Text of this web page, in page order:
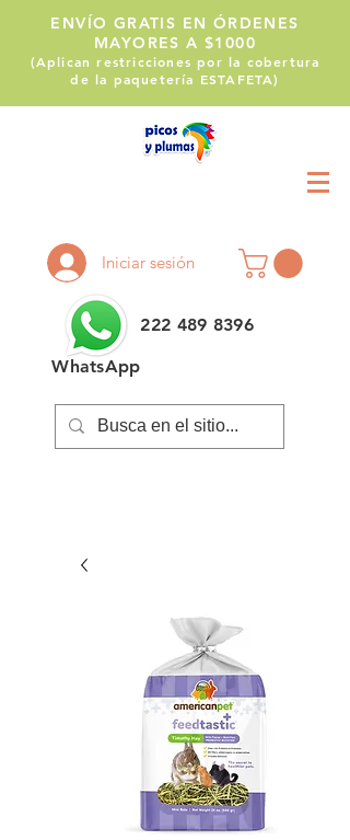
ENVÍO GRATIS EN ÓRDENES
MAYORES A $1000
(Aplican restricciones por la cobertura
de la paquetería ESTAFETA)
Iniciar sesión
222 489 8396
WhatsApp